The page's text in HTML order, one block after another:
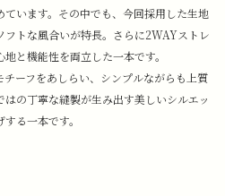
います。その中でも、今回採用した生地
トな風合いが特長。さらに2WAYストレ
と機能性を両立した一本です。
ーフをあしらい、シンプルながらも上質
の丁寧な縫製が生み出す美しいシルエッ
る一本です。